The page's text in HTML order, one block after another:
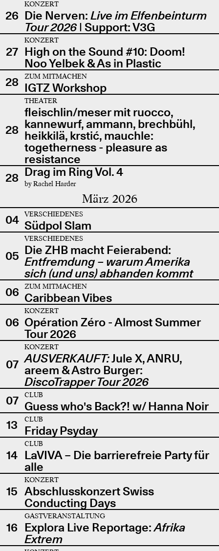
26
KONZERT
Die Nerven: Live im Elfenbeinturm
Tour 2026| Support: V3G
27
KONZERT
High on the Sound #10: Doom!
Noo Yelbek & As in Plastic
28
ZUM MITMACHEN
IGTZ Workshop
28
THEATER
fleischlin/meser mit ruocco,
kannewurf, ammann, brechbühl,
heikkilä, krstić, mauchle:
togetherness - pleasure as
resistance
28 Drag im Ring Vol. 4
by Rachel Harder
März 2026
04 VERSCHIEDENES
Südpol Slam
05
VERSCHIEDENES
Die ZHB macht Feierabend:
Entfremdung – warum Amerika
sich (und uns) abhanden kommt
06
ZUM MITMACHEN
Caribbean Vibes
06
KONZERT
Opération Zéro - Almost Summer
Tour 2026
07
KONZERT
AUSVERKAUFT:Jule X, ANRU,
areem & Astro Burger:
DiscoTrapper Tour 2026
07
CLUB
Guess who's Back?! w/ Hanna Noir
13
CLUB
Friday Psyday
14
CLUB
LaVIVA – Die barrierefreie Party für
alle
15
KONZERT
Abschlusskonzert Swiss
Conducting Days
16
GASTVERANSTALTUNG
Explora Live Reportage:Afrika
Extrem